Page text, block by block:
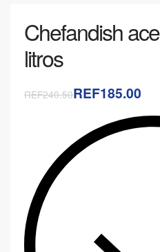
Chefandish
litros
REF240.50REF185.00